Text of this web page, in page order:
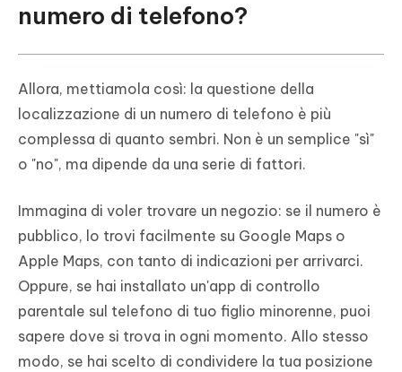
numero di telefono?
Allora, mettiamola così: la questione della
localizzazione di un numero di telefono è più
complessa di quanto sembri. Non è un semplice "sì"
o "no", ma dipende da una serie di fattori.
Immagina di voler trovare un negozio: se il numero è
pubblico, lo trovi facilmente su Google Maps o
Apple Maps, con tanto di indicazioni per arrivarci.
Oppure, se hai installato un'app di controllo
parentale sul telefono di tuo figlio minorenne, puoi
sapere dove si trova in ogni momento. Allo stesso
modo, se hai scelto di condividere la tua posizione